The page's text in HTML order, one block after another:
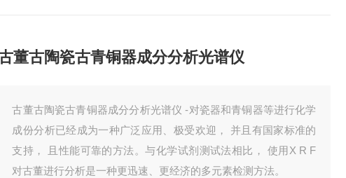
董古陶瓷古青铜器成分分析光谱仪
古董古陶瓷古青铜器成分分析光谱仪 -对瓷器和青铜器等进行化学
成份分析已经成为一种广泛应用、极受欢迎， 并且有国家标准的
支持， 且性能可靠的方法。与化学试剂测试法相比， 使用X R F
对古董进行分析是一种更迅速、更经济的多元素检测方法。